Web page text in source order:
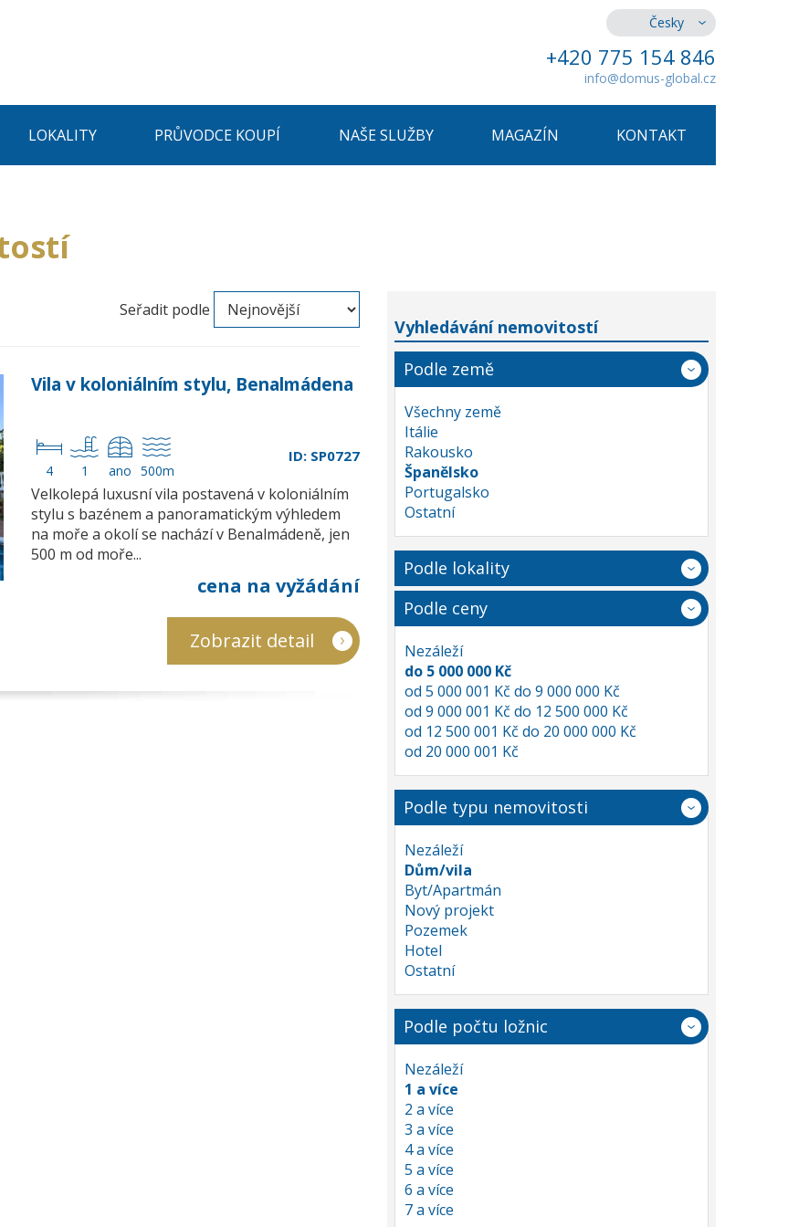
Česky
+420 775 154 846
info@domus-global.cz
LOKALITY PRŮVODCE KOUPÍ NAŠE SLUŽBY MAGAZÍN KONTAKT
Seřadit podle
Vila v koloniálním stylu, Benalmádena
4 1 ano 500m
ID: SP0727
Velkolepá luxusní vila postavená v koloniálním
stylu s bazénem a panoramatickým výhledem
na moře a okolí se nachází v Benalmádeně, jen
500 m od moře...
cena na vyžádání
Zobrazit detail
Vyhledávání nemovitostí
Podle země
Všechny země
Itálie
Rakousko
Španělsko
Portugalsko
Ostatní
Podle lokality
Podle ceny
Nezáleží
do 5 000 000 Kč
od 5 000 001 Kč do 9 000 000 Kč
od 9 000 001 Kč do 12 500 000 Kč
od 12 500 001 Kč do 20 000 000 Kč
od 20 000 001 Kč
Podle typu nemovitosti
Nezáleží
Dům/vila
Byt/Apartmán
Nový projekt
Pozemek
Hotel
Ostatní
Podle počtu ložnic
Nezáleží
1 a více
2 a více
3 a více
4 a více
5 a více
6 a více
7 a více